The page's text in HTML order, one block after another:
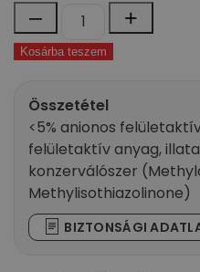
–
DY-
Univerzális
citrus&
rose
illattal
5000ml
mennyiség
+
Kosárba teszem
Összetétel
<5% anionos
felületaktív anyag,
konzerválószer
Methylisothiazolinone)
BIZTONSÁGI